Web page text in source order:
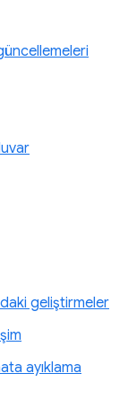
geliştirmeler
ayıklama